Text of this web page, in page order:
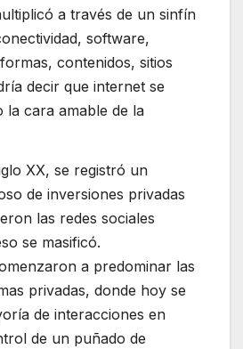
a través de un sinfín
software,
contenidos, sitios
decir que internet se
la cara amable de la
XX, se registró un
de inversiones privadas
las redes sociales
se masificó.
a predominar las
privadas, donde hoy se
de interacciones en
de un puñado de